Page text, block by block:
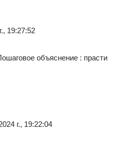
19:27:52
объяснение : прасти
г., 19:22:04